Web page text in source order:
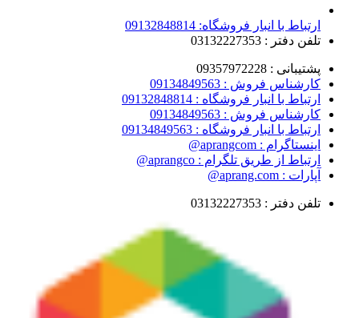
ارتباط با انبار فروشگاه: 09132848814
تلفن دفتر : 03132227353
پشتیبانی : 09357972228
کارشناس فروش : 09134849563
ارتباط با انبار فروشگاه : 09132848814
کارشناس فروش : 09134849563
ارتباط با انبار فروشگاه : 09134849563
اینستاگرام : aprangcom@
ارتباط از طریق تلگرام : aprangco@
آپارات : aprang.com@
تلفن دفتر : 03132227353